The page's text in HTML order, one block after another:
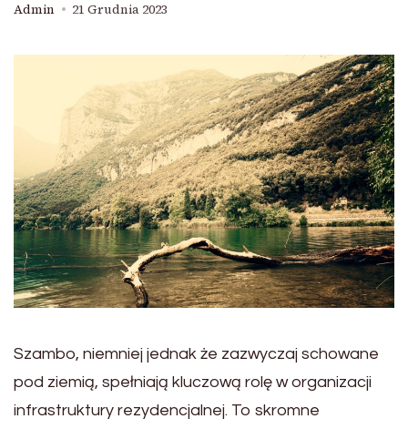
Admin 21 Grudnia 2023
Szambo, niemniej jednak że zazwyczaj schowane
pod ziemią, spełniają kluczową rolę w organizacji
infrastruktury rezydencjalnej. To skromne